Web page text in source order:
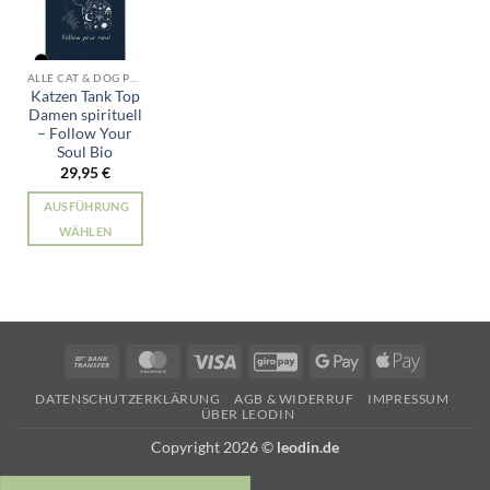
ALLE CAT & DOG PRODUKTE
Katzen Tank Top
Damen spirituell
– Follow Your
Soul Bio
29,95€
AUSFÜHRUNG
WÄHLEN
mehrere
Varianten
auf.
Die
Bank
MasterCardVisa GiroPay Google
Apple
DATENSCHUTZERKLÄRUNG AGB & WIDERRUF
IMPRESSUM
ÜBER LEODIN
Copyright 2026 © leodin.de